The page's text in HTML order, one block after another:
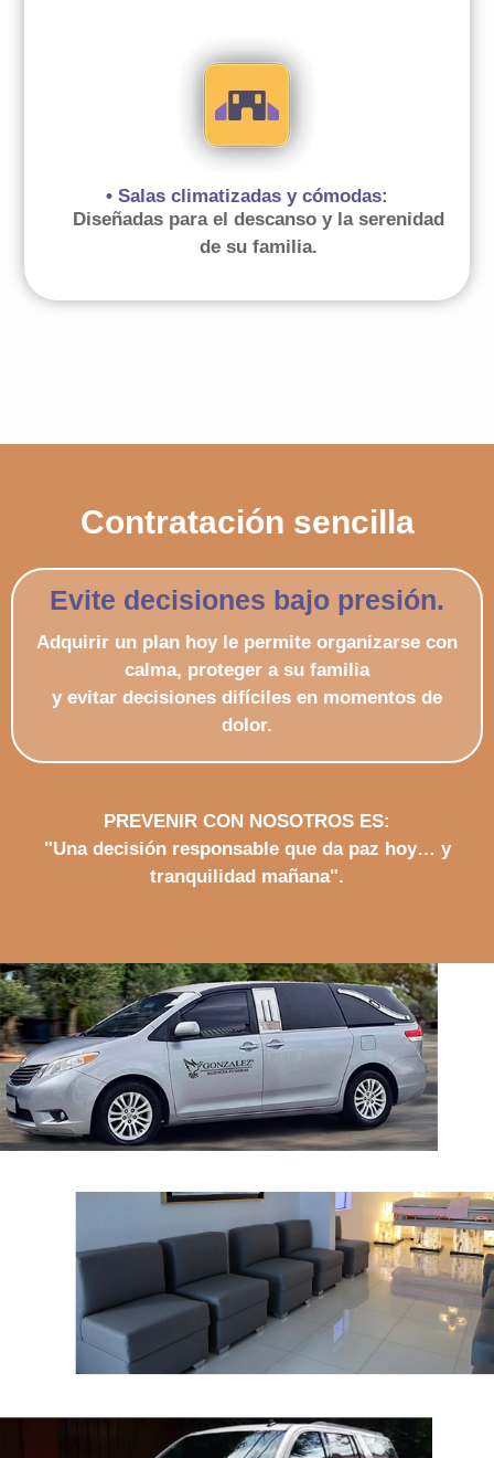
• Salas climatizadas y cómodas:
Diseñadas para el descanso y la serenidad
de su familia.
Contratación sencilla
Evite decisiones bajo presión.
Adquirir un plan hoy le permite organizarse con
calma, proteger a su familia
y evitar decisiones difí­ciles en momentos de
dolor.
PREVENIR CON NOSOTROS ES:
"Una decisión responsable que da paz hoy… y
tranquilidad mañana".